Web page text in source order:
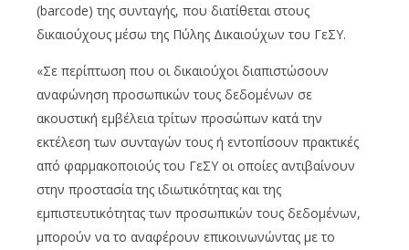
(barcode) της συνταγής, που διατίθεται στους
δικαιούχους μέσω της Πύλης Δικαιούχων του ΓεΣΥ.
«Σε περίπτωση που οι δικαιούχοι διαπιστώσουν
αναφώνηση προσωπικών τους δεδομένων σε
ακουστική εμβέλεια τρίτων προσώπων κατά την
εκτέλεση των συνταγών τους ή εντοπίσουν πρακτικές
από φαρμακοποιούς του ΓεΣΥ οι οποίες αντιβαίνουν
στην προστασία της ιδιωτικότητας και της
εμπιστευτικότητας των προσωπικών τους δεδομένων,
μπορούν να το αναφέρουν επικοινωνώντας με το